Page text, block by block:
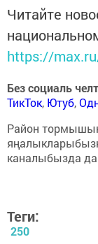
Читайте
https://
Без социаль
ТикТок, Ютуб,
Район
каналыбызда
Теги:
250